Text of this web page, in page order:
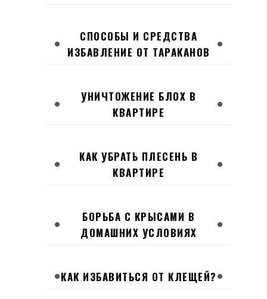
СПОСОБЫ И СРЕДСТВА
ИЗБАВЛЕНИЕ ОТ ТАРАКАНОВ
УНИЧТОЖЕНИЕ БЛОХ В
КВАРТИРЕ
КАК УБРАТЬ ПЛЕСЕНЬ В
КВАРТИРЕ
БОРЬБА С КРЫСАМИ В
ДОМАШНИХ УСЛОВИЯХ
КАК ИЗБАВИТЬСЯ ОТ КЛЕЩЕЙ?